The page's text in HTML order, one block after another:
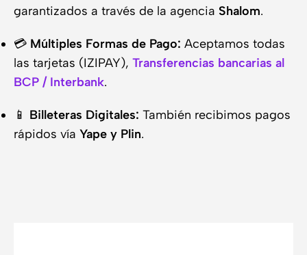
garantizados a través de la agencia Shalom.
💳 Múltiples Formas de Pago: Aceptamos todas
las tarjetas (IZIPAY), Transferencias bancarias al
BCP / Interbank.
📱 Billeteras Digitales: También recibimos pagos
rápidos vía Yape y Plin.